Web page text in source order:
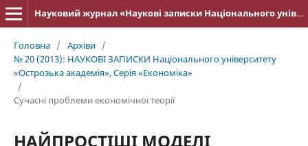
Науковий журнал «Наукові записки Національного університету «Острозька академія»: серія «Економіка»
Головна / Архіви /
№ 20 (2013): НАУКОВІ ЗАПИСКИ Національного університету
«Острозька акаде­мія», Серія «Економіка»
/
Cучасні проблеми економічної теорії
НАЙПРОСТІШІ МОДЕЛІ